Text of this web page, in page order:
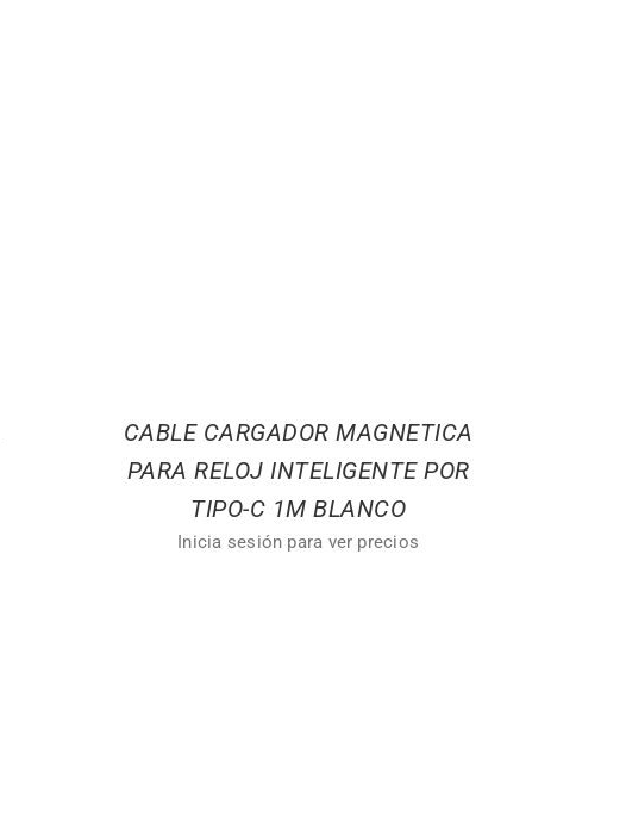
CABLE CARGADOR MAGNETICA
PARA RELOJ INTELIGENTE POR
TIPO-C 1M BLANCO
Inicia sesión para ver precios